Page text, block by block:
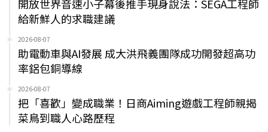
開放世界音速小子幕後推手現身說法：SEGA工程師
給新鮮人的求職建議
2026-08-07
助電動車與AI發展 成大洪飛義團隊成功開發超高功
率鋁包銅導線
2026-08-07
把「喜歡」變成職業！日商Aiming遊戲工程師親揭
菜鳥到職人心路歷程